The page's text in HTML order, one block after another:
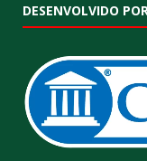
DESENVOLVIDO